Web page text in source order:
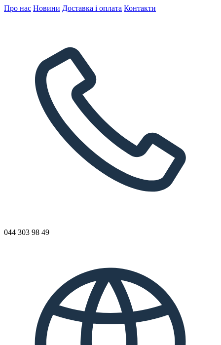
Про нас Новини Доставка і оплата Контакти
044 303 98 49